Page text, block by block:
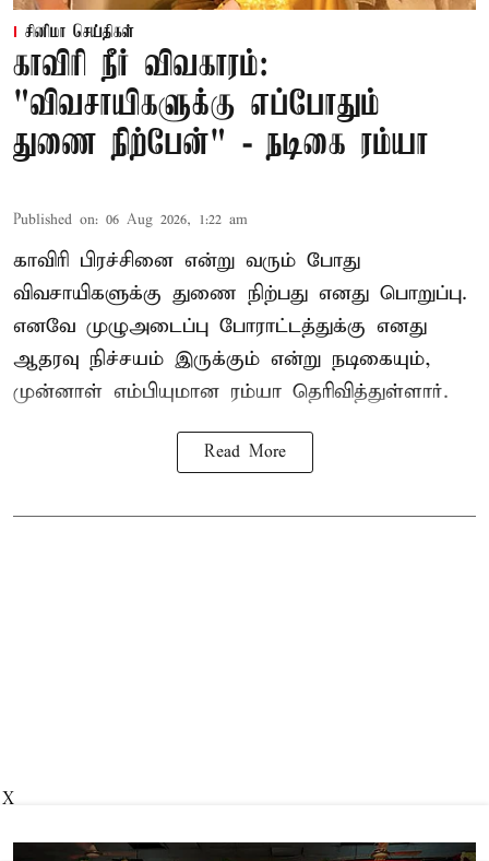
சினிமா செய்திகள்
காவிரி நீர் விவகாரம்:
"விவசாயிகளுக்கு எப்போதும்
துணை நிற்பேன்" - நடிகை ரம்யா
Published on: 06 Aug 2026, 1:22 am
காவிரி பிரச்சினை என்று வரும் போது
விவசாயிகளுக்கு துணை நிற்பது எனது பொறுப்பு.
எனவே முழுஅடைப்பு போராட்டத்துக்கு எனது
ஆதரவு நிச்சயம் இருக்கும் என்று நடிகையும்,
முன்னாள் எம்பியுமான ரம்யா தெரிவித்துள்ளார்.
Read More
X